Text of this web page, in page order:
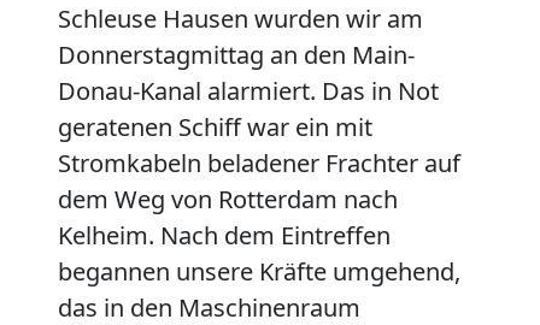
Schleuse Hausen wurden wir am
Donnerstagmittag an den Main-
Donau-Kanal alarmiert. Das in Not
geratenen Schiff war ein mit
Stromkabeln beladener Frachter auf
dem Weg von Rotterdam nach
Kelheim. Nach dem Eintreffen
begannen unsere Kräfte umgehend,
das in den Maschinenraum